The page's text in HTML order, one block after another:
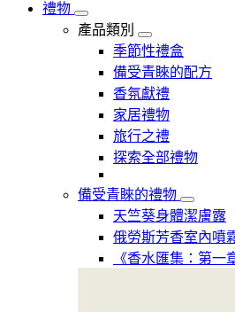
禮物
產品類別
季節性禮盒
備受青睞的配方
香氛獻禮
家居禮物
旅行之禮
探索全部禮物
備受青睞的禮物
天竺葵身體潔膚露
俄勞斯芳香室內噴
《香水匯集：第一